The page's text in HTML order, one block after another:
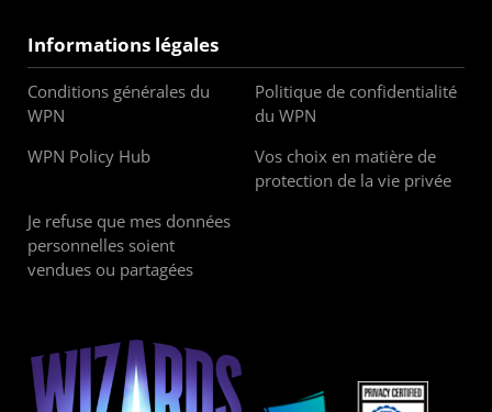
Informations légales
Conditions générales du
WPN
Politique de confidentialité
du WPN
WPN Policy Hub
Vos choix en matière de
protection de la vie privée
Je refuse que mes données
personnelles soient
vendues ou partagées